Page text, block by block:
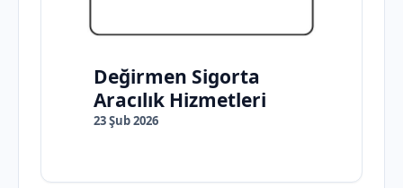
Değirmen Sigorta
Aracılık Hizmetleri
23 Şub 2026